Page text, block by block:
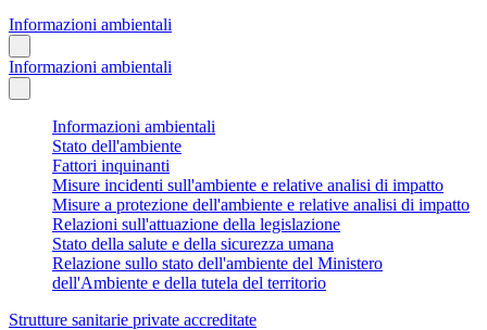
Informazioni ambientali
Informazioni ambientali
Informazioni ambientali
Stato dell'ambiente
Fattori inquinanti
Misure incidenti sull'ambiente e relative analisi di impatto
Misure a protezione dell'ambiente e relative analisi di impatto
Relazioni sull'attuazione della legislazione
Stato della salute e della sicurezza umana
Relazione sullo stato dell'ambiente del Ministero
dell'Ambiente e della tutela del territorio
Strutture sanitarie private accreditate